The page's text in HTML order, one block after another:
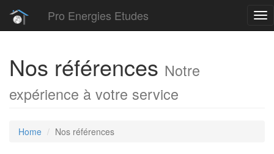
Pro Energies Etudes
Nos références Notre
expérience à votre service
Home Nos références